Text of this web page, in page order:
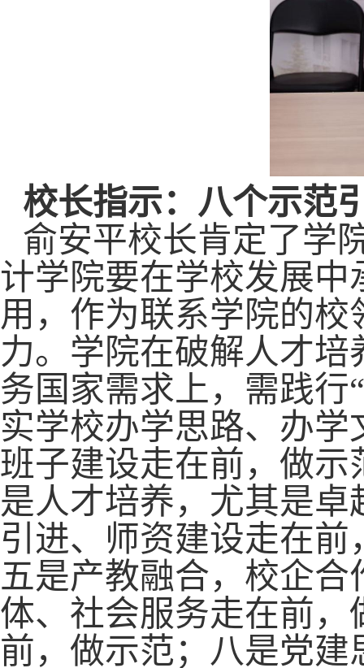
校长指示：八个示范
俞安平校长肯定了学
计学院要在学校发展
用，作为联系学院的
力。学院在破解人才
务国家需求上，需践行
实学校办学思路、办
班子建设走在前，做
是人才培养，尤其是
引进、师资建设走在
五是产教融合，校企
体、社会服务走在前
前，做示范；八是党